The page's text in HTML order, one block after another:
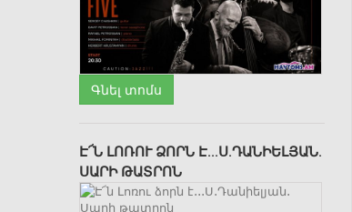
Գնել տոմս
Է՜Ն ԼՈՌՈՒ ՁՈՐՆ Է․․․Ս․ԴԱՆԻԵԼՅԱՆ․
ՍԱՐԻ ԹԱՏՐՈՆ